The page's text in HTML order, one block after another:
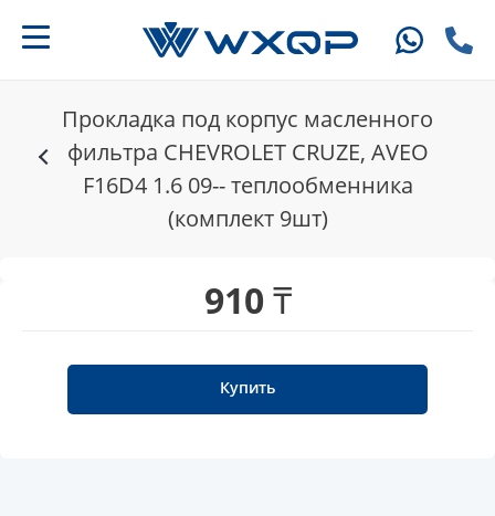
Прокладка под корпус масленного
фильтра CHEVROLET CRUZE, AVEO
F16D4 1.6 09-- теплообменника
(комплект 9шт)
910 ₸
Купить